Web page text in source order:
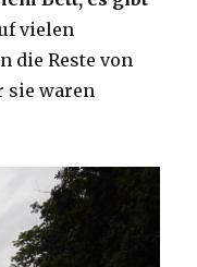
vielen
die Reste von
sie waren